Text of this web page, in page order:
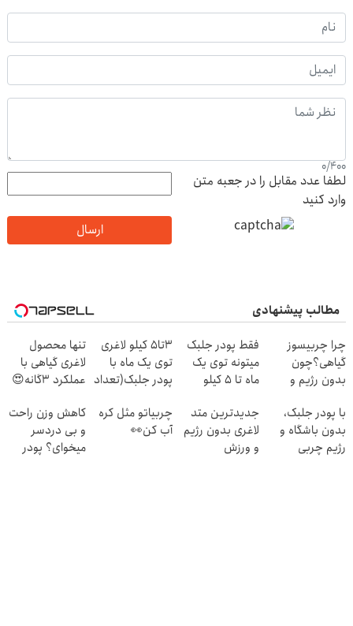
0/400
لطفا عدد مقابل را در جعبه متن
وارد کنید
ارسال
مطالب پیشنهادی
چرا چربیسوز
گیاهی؟چون
بدون رژیم و
میکنه!30%تخفیف
فقط پودر جلبک
میتونه توی یک
ماه تا 5 کیلو
3تا5 کیلو لاغری
توی یک ماه با
پودر جلبک(تعداد
تنها محصول
لاغری گیاهی با
عملکرد 3گانه😍
با پودر جلبک،
بدون باشگاه و
رژیم چربی
جدیدترین متد
لاغری بدون رژیم
و ورزش
چربیاتو مثل کره
آب کن👀
کاهش وزن راحت
و بی دردسر
میخوای؟ پودر